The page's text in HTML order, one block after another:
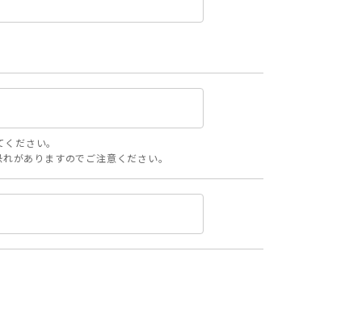
ださい。
がありますのでご注意ください。